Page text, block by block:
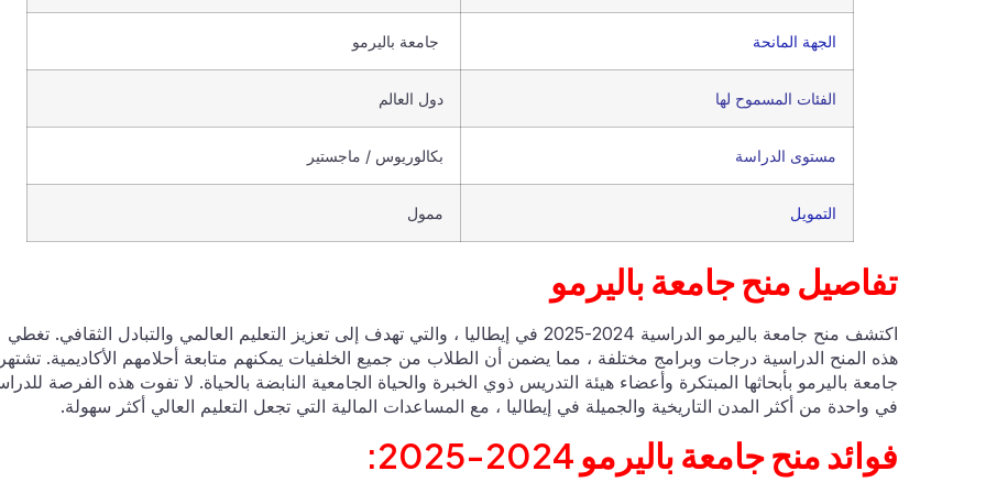
الجهة المانحة جامعة باليرمو
الفئات المسموح لها دول العالم
مستوى الدراسة بكالوريوس / ماجستير
التمويل ممول
تفاصيل منح جامعة باليرمو
اكتشف منح جامعة باليرمو الدراسية 2024-2025 في إيطاليا ، والتي تهدف إلى تعزيز التعليم العالمي والتبادل الثقافي. تغطي
هذه المنح الدراسية درجات وبرامج مختلفة ، مما يضمن أن الطلاب من جميع الخلفيات يمكنهم متابعة أحلامهم الأكاديمية.
جامعة باليرمو بأبحاثها المبتكرة وأعضاء هيئة التدريس ذوي الخبرة والحياة الجامعية النابضة بالحياة. لا تفوت هذه الفرصة
في واحدة من أكثر المدن التاريخية والجميلة في إيطاليا ، مع المساعدات المالية التي تجعل التعليم العالي أكثر سهولة.
فوائد منح جامعة باليرمو 2024-2025: